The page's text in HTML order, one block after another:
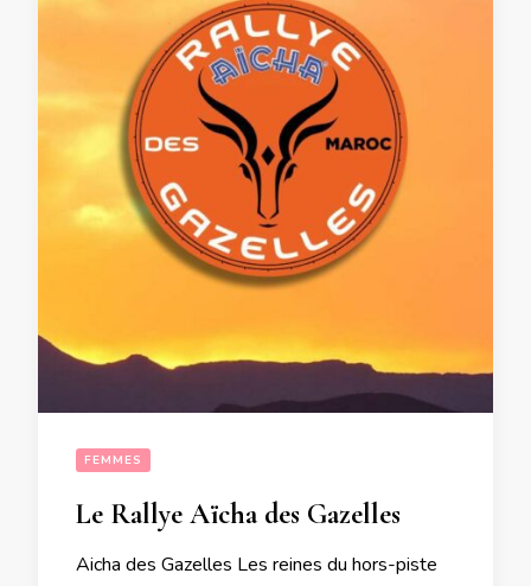
FEMMES
Le Rallye Aïcha des Gazelles
Aicha des Gazelles Les reines du hors-piste